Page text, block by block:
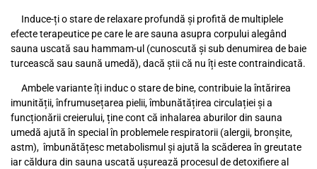
Induce-ți o stare de relaxare profundă și profită de multiplele
efecte terapeutice pe care le are sauna asupra corpului alegând
sauna uscată sau hammam-ul (cunoscută și sub denumirea de baie
turcească sau saună umedă), dacă știi că nu îți este contraindicată.
Ambele variante îți induc o stare de bine, contribuie la întărirea
imunității, înfrumusețarea pielii, îmbunătățirea circulației și a
funcționării creierului, ține cont că inhalarea aburilor din sauna
umedă ajută în special în problemele respiratorii (alergii, bronșite,
astm), îmbunătățesc metabolismul și ajută la scăderea în greutate
iar căldura din sauna uscată ușurează procesul de detoxifiere al